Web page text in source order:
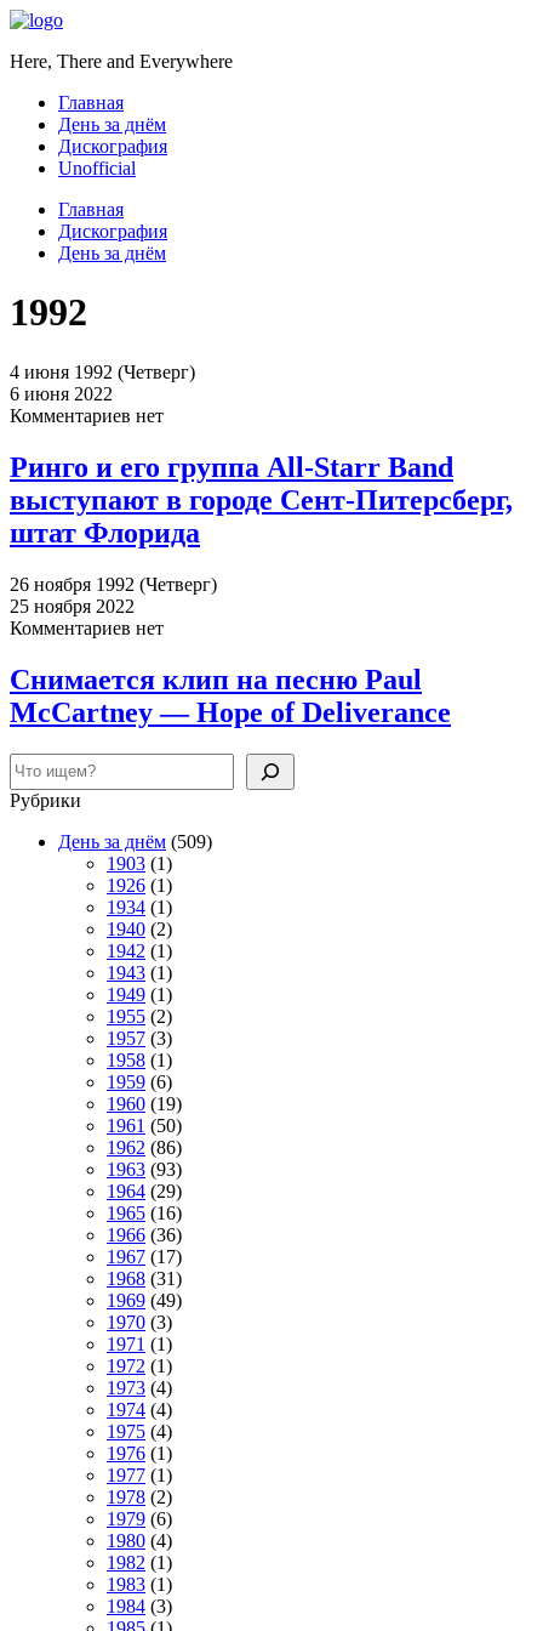
Here, There and Everywhere
Главная
День за днём
Дискография
Unofficial
Главная
Дискография
День за днём
1992
4 июня 1992 (Четверг)
6 июня 2022
Комментариев нет
Ринго и его группа All-Starr Band
выступают в городе Сент-Питерсберг,
штат Флорида
26 ноября 1992 (Четверг)
25 ноября 2022
Комментариев нет
Снимается клип на песню Paul
McCartney — Hope of Deliverance
Поиск
Рубрики
День за днём (509)
1903 (1)
1926 (1)
1934 (1)
1940 (2)
1942 (1)
1943 (1)
1949 (1)
1955 (2)
1957 (3)
1958 (1)
1959 (6)
1960 (19)
1961 (50)
1962 (86)
1963 (93)
1964 (29)
1965 (16)
1966 (36)
1967 (17)
1968 (31)
1969 (49)
1970 (3)
1971 (1)
1972 (1)
1973 (4)
1974 (4)
1975 (4)
1976 (1)
1977 (1)
1978 (2)
1979 (6)
1980 (4)
1982 (1)
1983 (1)
1984 (3)